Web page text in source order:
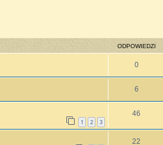
ODPOWIEDZI
0
6
1 2 3
46
22